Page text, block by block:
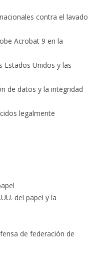
contra el lavado
Acrobat 9 en la
Estados Unidos y las
de datos y la integridad
legalmente
del papel y la
de federación de